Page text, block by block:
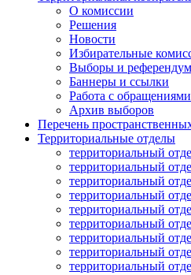
О комиссии
Решения
Новости
Избирательные
Выборы и
Баннеры и ссылки
Работа с обращениями
Архив выборов
Перечень
Территориальные отделы
территориальный
территориальный
территориальный
территориальный
территориальный
территориальный
территориальный
территориальный
территориальный